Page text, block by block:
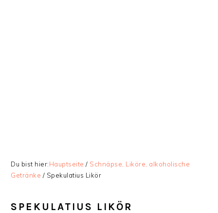
Du bist hier:Hauptseite / Schnäpse, Liköre, alkoholische
Getränke / Spekulatius Likör
SPEKULATIUS LIKÖR